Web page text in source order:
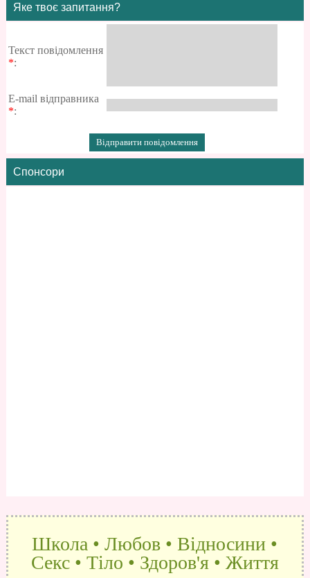
Яке твоє запитання?
Текст повідомлення
*:
E-mail відправника
*:
Спонсори
Школа • Любов • Відносини •
Секс • Тіло • Здоров'я • Життя